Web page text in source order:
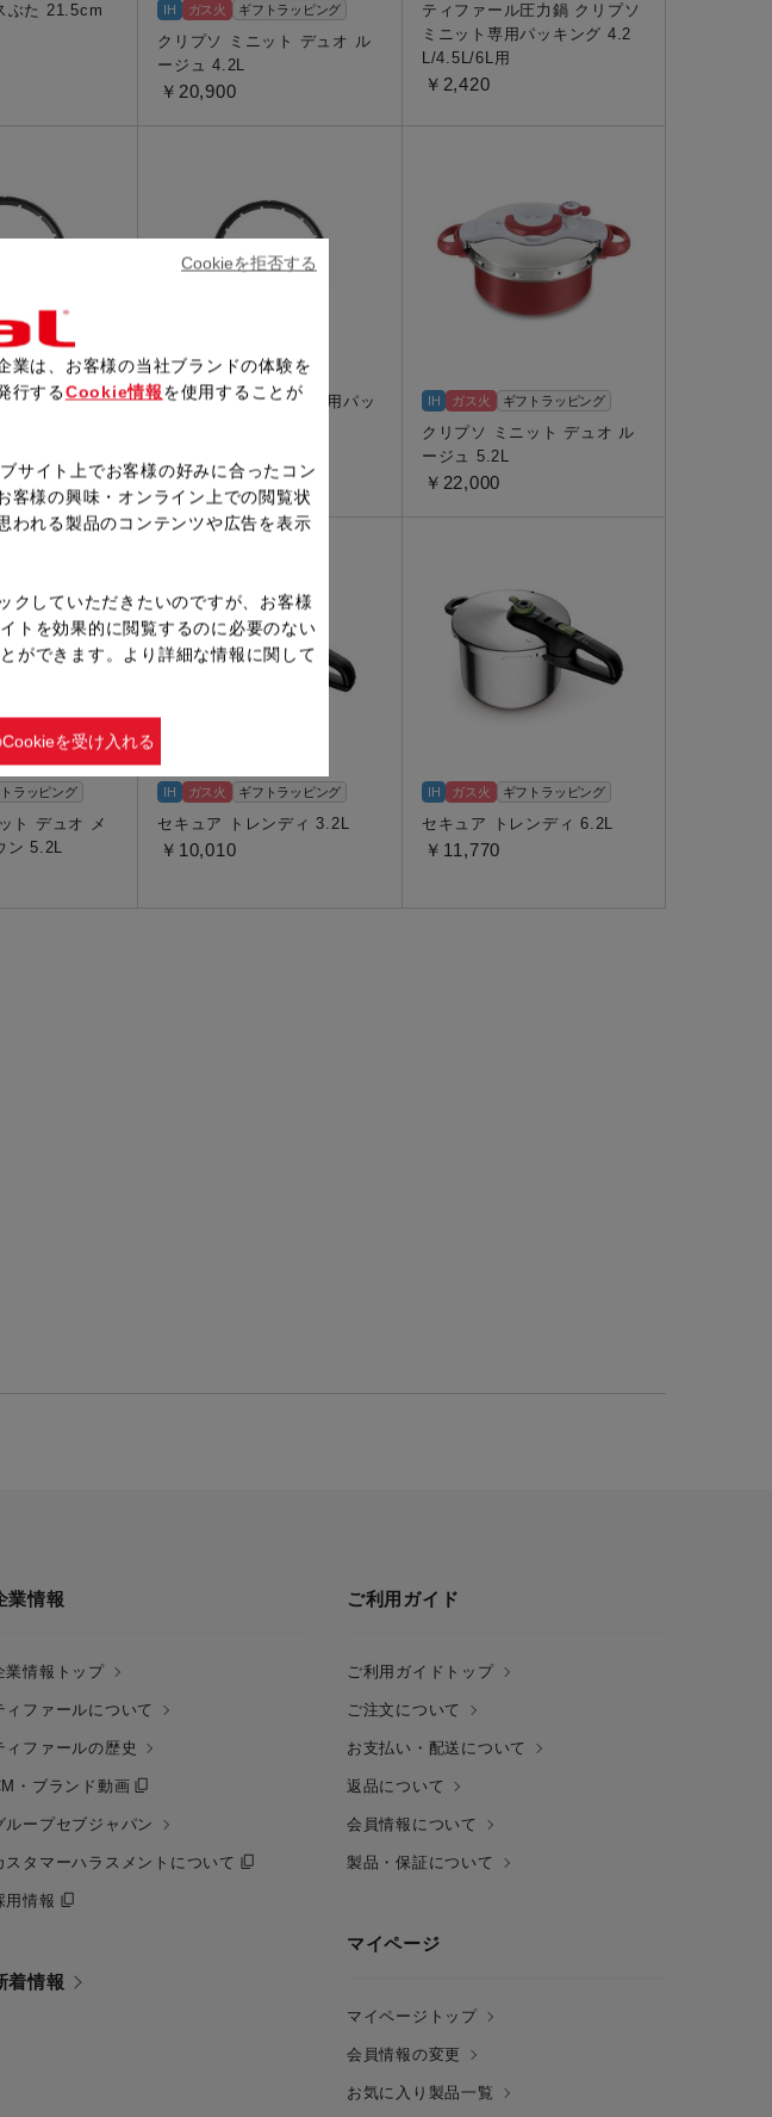
ぶた 21.5cm
IH ガス火 ギフトラッピング
クリプソ ミニット デュオ ル
ージュ 4.2L
￥20,900
ティファール圧力鍋 クリプソ
ミニット専用パッキング 4.2
L/4.5L/6L用
￥2,420
力鍋 専用パッ
ティファール圧力鍋 専用パッ
IH ガス火 ギフトラッピング
クリプソ ミニット デュオ ル
ージュ 5.2L
￥22,000
ラッピング
ト デュオ メ
ン 5.2L
IH ガス火 ギフトラッピング
セキュア トレンディ 3.2L
￥10,010
IH ガス火 ギフトラッピング
セキュア トレンディ 6.2L
￥11,770
業情報
業情報トップ
ィファールについて
ィファールの歴史
・ブランド動画
ループセブジャパン
スタマーハラスメントについて
用情報
着情報
ご利用ガイド
ご利用ガイドトップ
ご注文について
お支払い・配送について
返品について
会員情報について
製品・保証について
マイページ
マイページトップ
会員情報の変更
お気に入り製品一覧
業は、お客様の当社ブランドの体験を
行するCookie情報 を使用することが
サイト上でお客様の好みに合ったコン
客様の興味・オンライン上での閲覧状
われる製品のコンテンツや広告を表示
クしていただきたいのですが、お客様
トを効果的に閲覧するのに必要のない
ができます。より詳細な情報に関して
Cookieを拒否する
を受け入れる